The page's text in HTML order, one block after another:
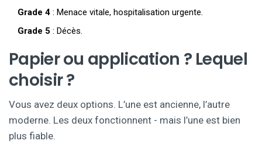
Grade 4 : Menace vitale, hospitalisation urgente.
Grade 5 : Décès.
Papier ou application ? Lequel
choisir ?
Vous avez deux options. L’une est ancienne, l’autre
moderne. Les deux fonctionnent - mais l’une est bien
plus fiable.